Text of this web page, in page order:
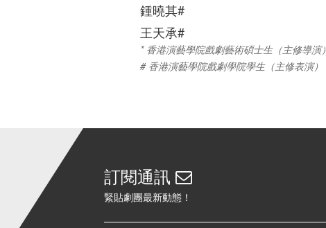
鍾曉其#
王天承#
* 香港演藝學院戲劇藝術碩士生（主修導演）
# 香港演藝學院戲劇學院學生（主修表演）
訂閱通訊
緊貼劇團最新動態！